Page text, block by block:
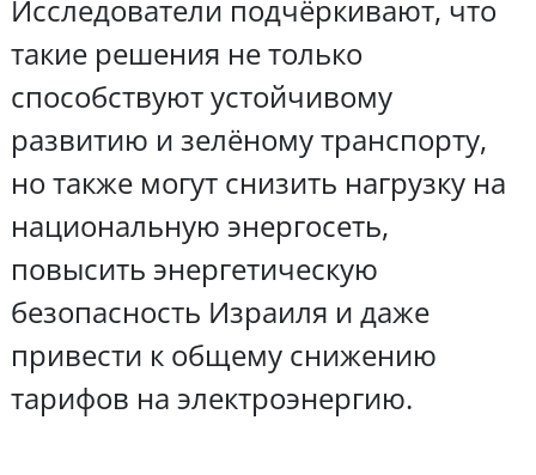
Исследователи подчёркивают, что
такие решения не только
способствуют устойчивому
развитию и зелёному транспорту,
но также могут снизить нагрузку на
национальную энергосеть,
повысить энергетическую
безопасность Израиля и даже
привести к общему снижению
тарифов на электроэнергию.